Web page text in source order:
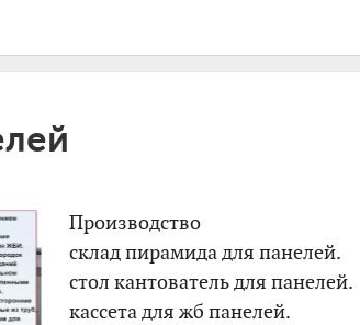
Производство
склад пирамида для панелей.
стол кантователь для панелей.
кассета для жб панелей.